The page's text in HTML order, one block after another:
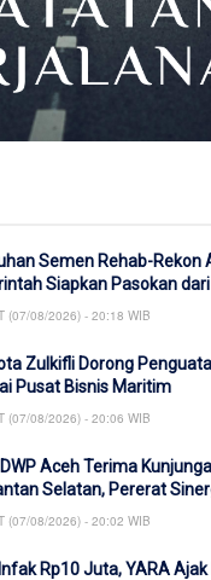
Semen Rehab-Rekon
Siapkan Pasokan
(07/08/2026) - 20:18 WIB
Zulkifli Dorong
Pusat Bisnis Maritim
(07/08/2026) - 20:06 WIB
Aceh Terima
Selatan, Pererat
(07/08/2026) - 20:02 WIB
Rp10 Juta, YARA